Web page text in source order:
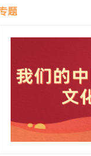
早洋行”获新生
题